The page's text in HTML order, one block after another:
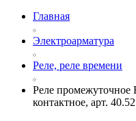
Главная
Электроарматура
Реле, реле времени
Реле промежуточное
контактное, арт.